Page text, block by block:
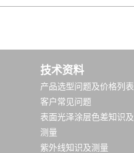
技术资料
产品选型问题及价格列表
客户常见问题
表面光泽涂层色差知识及
测量
紫外线知识及测量